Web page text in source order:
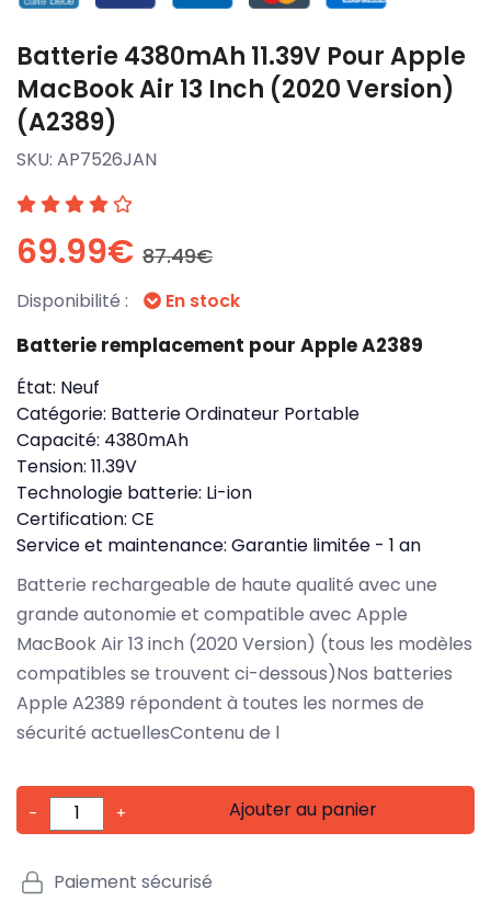
Batterie 4380mAh 11.39V Pour Apple
MacBook Air 13 Inch (2020 Version)
(A2389)
SKU: AP7526JAN
69.99€ 87.49€
Disponibilité : En stock
Batterie remplacement pour Apple A2389
État: Neuf
Catégorie: Batterie Ordinateur Portable
Capacité: 4380mAh
Tension: 11.39V
Technologie batterie: Li-ion
Certification: CE
Service et maintenance: Garantie limitée - 1 an
Batterie rechargeable de haute qualité avec une
grande autonomie et compatible avec Apple
MacBook Air 13 inch (2020 Version) (tous les modèles
compatibles se trouvent ci-dessous)Nos batteries
Apple A2389 répondent à toutes les normes de
sécurité actuellesContenu de l
- + Ajouter au panier
Paiement sécurisé